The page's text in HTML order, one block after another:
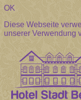
OK
Diese Webseite
unserer Verwendung